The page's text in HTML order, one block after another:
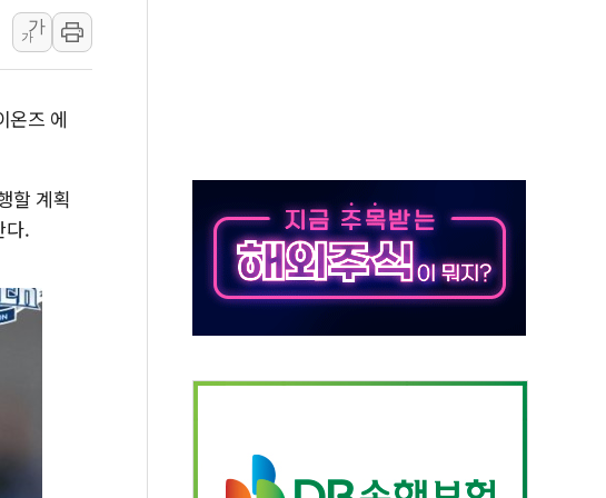
[컨콜] 네이버, "엔비디아와 공고한 파트너십 이어갈 예정"
공화, 韓 '개정 정통망법'에 항의 서한…"표현의 자유 위협"
수본, '투표율 조작 의혹' 서울·경기·충북 선관위 등 추가 압수수색
처업계 "정부 세제개편안 환영...RSU 세제지원 긍정 검토되길"
영근 한국전광 대표, ESG경영대상 환경부분 최우수상 수상
뉴온 "어린이 성장 제품 '매직키드', 출시 8개월에 매출 62억원"
징주] 태양광주, 美 관세 부과에 4%대 급등
녹십자, mRNA 백신 품질 분석 연구 국제학술지 게재
가
가
온즈 에
할 계획
다.